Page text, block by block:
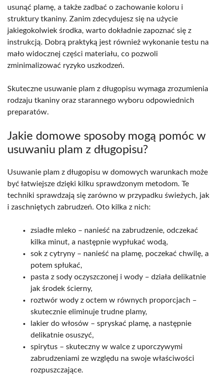
usunąć plamę, a także zadbać o zachowanie koloru i
struktury tkaniny. Zanim zdecydujesz się na użycie
jakiegokolwiek środka, warto dokładnie zapoznać się z
instrukcją. Dobrą praktyką jest również wykonanie testu na
mało widocznej części materiału, co pozwoli
zminimalizować ryzyko uszkodzeń.
Skuteczne usuwanie plam z długopisu wymaga zrozumienia
rodzaju tkaniny oraz starannego wyboru odpowiednich
preparatów.
Jakie domowe sposoby mogą pomóc w
usuwaniu plam z długopisu?
Usuwanie plam z długopisu w domowych warunkach może
być łatwiejsze dzięki kilku sprawdzonym metodom. Te
techniki sprawdzają się zarówno w przypadku świeżych, jak
i zaschniętych zabrudzeń. Oto kilka z nich:
zsiadłe mleko – nanieść na zabrudzenie, odczekać
kilka minut, a następnie wypłukać wodą,
sok z cytryny – nanieść na plamę, poczekać chwilę, a
potem spłukać,
pasta z sody oczyszczonej i wody – działa delikatnie
jak środek ścierny,
roztwór wody z octem w równych proporcjach –
skutecznie eliminuje trudne plamy,
lakier do włosów – spryskać plamę, a następnie
delikatnie osuszyć,
spirytus – skuteczny w walce z uporczywymi
zabrudzeniami ze względu na swoje właściwości
rozpuszczające.